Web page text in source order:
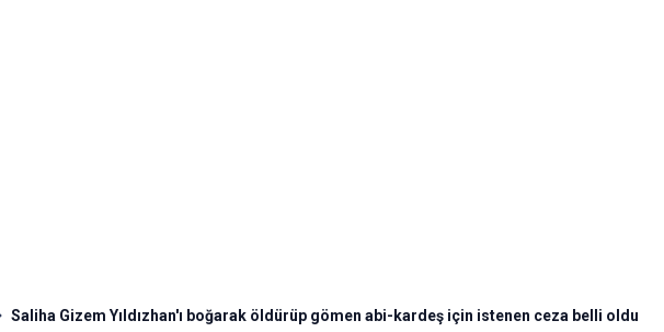
Saliha Gizem Yıldızhan'ı boğarak öldürüp gömen abi-kardeş için istenen ceza belli oldu